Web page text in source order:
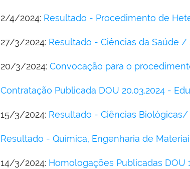
2/4/2024: Resultado - Procedimento de
27/3/2024: Resultado - Ciências da Saúde /
20/3/2024: Convocação para o
Contratação Publicada DOU 20.03.2024 -
15/3/2024: Resultado - Ciências
Resultado - Química, Engenharia de
14/3/2024: Homologações Publicadas DOU